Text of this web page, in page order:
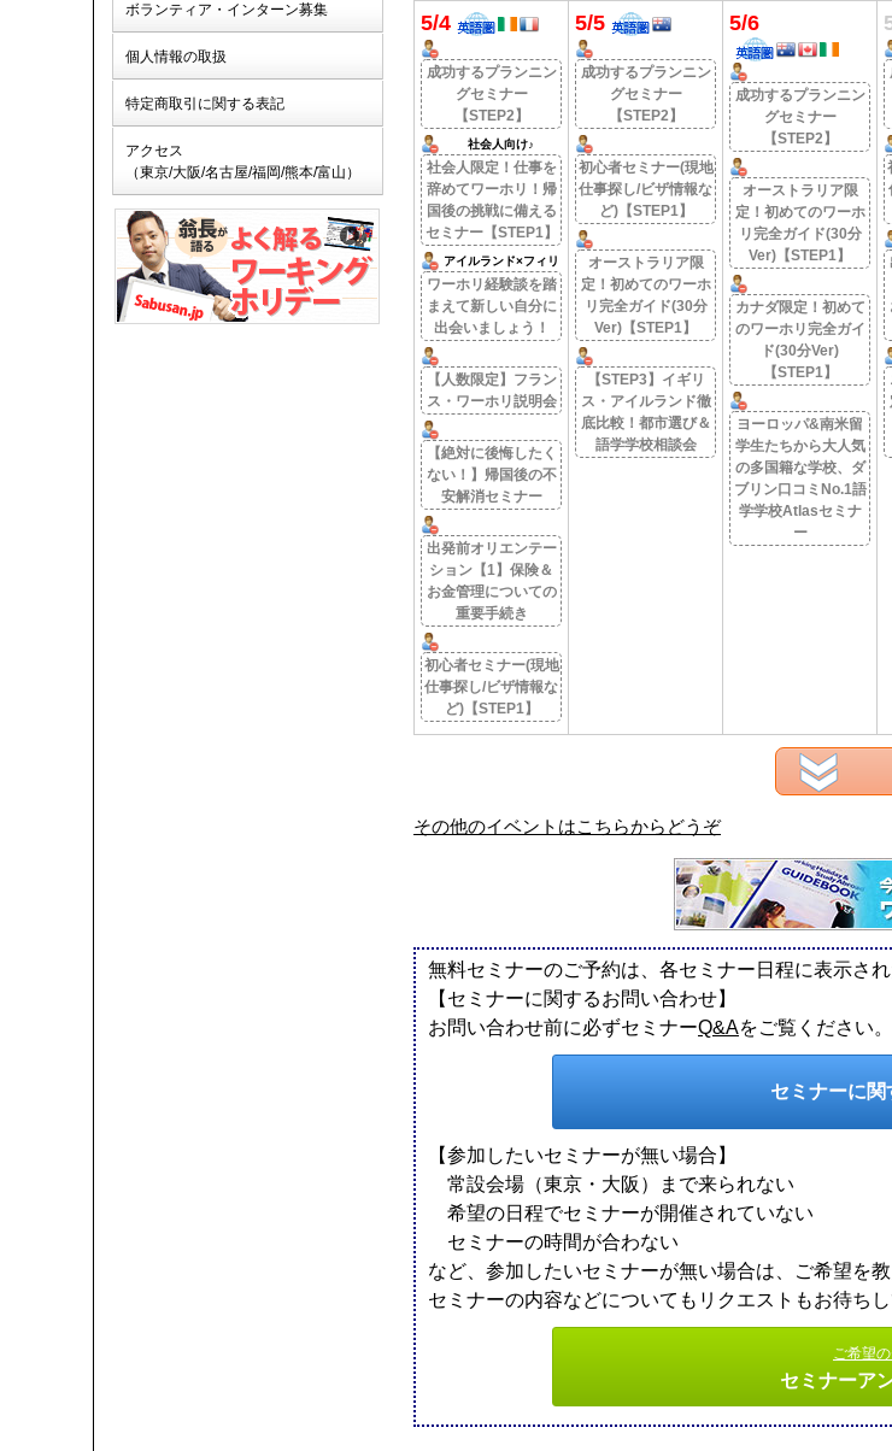
ボランティア・インターン募集
個人情報の取扱
特定商取引に関する表記
アクセス
（東京/大阪/名古屋/福岡/熊本/富山）
5/4
成功するプランニン
グセミナー
【STEP2】
社会人向け♪
社会人限定！仕事を
辞めてワーホリ！帰
国後の挑戦に備える
セミナー【STEP1】
アイルランド×フィリ
ピン体験談！
ワーホリ経験談を踏
まえて新しい自分に
出会いましょう！
【人数限定】フラン
ス・ワーホリ説明会
【絶対に後悔したく
ない！】帰国後の不
安解消セミナー
出発前オリエンテー
ション【1】保険＆
お金管理についての
重要手続き
初心者セミナー(現地
仕事探し/ビザ情報な
ど)【STEP1】
5/5
成功するプランニン
グセミナー
【STEP2】
初心者セミナー(現地
仕事探し/ビザ情報な
ど)【STEP1】
オーストラリア限
定！初めてのワーホ
リ完全ガイド(30分
Ver)【STEP1】
【STEP3】イギリ
ス・アイルランド徹
底比較！都市選び＆
語学学校相談会
5/6
成功するプランニン
グセミナー
【STEP2】
オーストラリア限
定！初めてのワーホ
リ完全ガイド(30分
Ver)【STEP1】
カナダ限定！初めて
のワーホリ完全ガイ
ド(30分Ver)
【STEP1】
ヨーロッパ&南米留
学生たちから大人気
の多国籍な学校、ダ
ブリン口コミNo.1語
学学校Atlasセミナ
ー
その他のイベントはこちらからどうぞ
無料セミナーのご予約は、各セミナー日程に表示さ
【セミナーに関するお問い合わせ】
お問い合わせ前に必ずセミナーQ&Aをご覧ください。
セミナーに関
【参加したいセミナーが無い場合】
常設会場（東京・大阪）まで来られない
希望の日程でセミナーが開催されていない
セミナーの時間が合わない
など、参加したいセミナーが無い場合は、ご希望を教
セミナーの内容などについてもリクエストもお待ちし
ご希望
セミナーア